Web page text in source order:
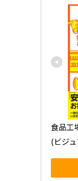
食品工
(ビジ